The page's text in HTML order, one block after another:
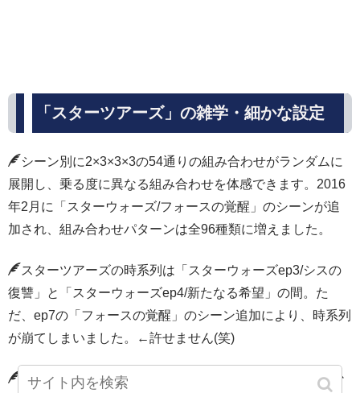
「スターツアーズ」の雑学・細かな設定
シーン別に2×3×3×3の54通りの組み合わせがランダムに
展開し、乗る度に異なる組み合わせを体感できます。2016
年2月に「スターウォーズ/フォースの覚醒」のシーンが追
加され、組み合わせパターンは全96種類に増えました。
スターツアーズの時系列は「スターウォーズep3/シスの
復讐」と「スターウォーズep4/新たなる希望」の間。た
だ、ep7の「フォースの覚醒」のシーン追加により、時系列
が崩てしまいました。←許せません(笑)
96種類あるパターンは、さらに細かく分けると背景が少